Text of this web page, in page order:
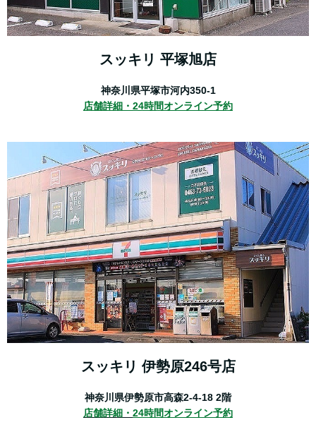
スッキリ 平塚旭店
神奈川県平塚市河内350-1
店舗詳細・ 24時間オンライン予約
スッキリ 伊勢原246号店
神奈川県伊勢原市高森2-4-18 2階
店舗詳細・ 24時間オンライン予約